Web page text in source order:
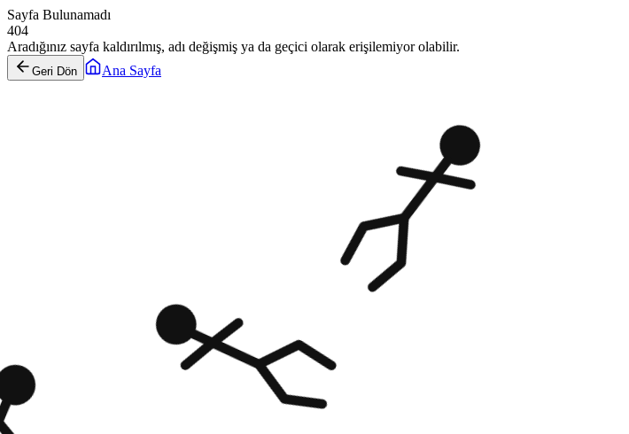
Sayfa Bulunamadı
404
Aradığınız sayfa kaldırılmış, adı değişmiş ya da geçici olarak erişilemiyor olabilir.
Geri Dön Ana Sayfa